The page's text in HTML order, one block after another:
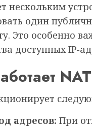
нескольким
один
Это особенно
доступных IP-
адресов: При